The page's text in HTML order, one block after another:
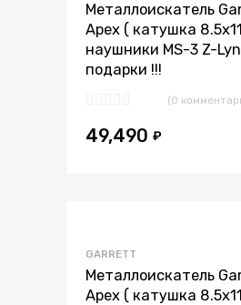
Металлоискатель
Apex ( катушка
наушники MS-3 Z-
подарки !!!
(0
49,490 ₽
GARRETT
Металлоискатель
Apex ( катушка